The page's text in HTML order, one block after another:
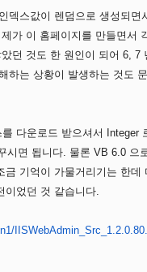
덱스값이 렌덤으로 생성되면
가 이 홈페이지를 만들면서
던 것도 한 원인이 되어 6, 7
하는 상황이 발생하는 것도
다운로드 받으셔서 Integer
시면 됩니다. 물론 VB 6.0 으
금 기억이 가물거리기는 한데
이었던 것 같습니다.